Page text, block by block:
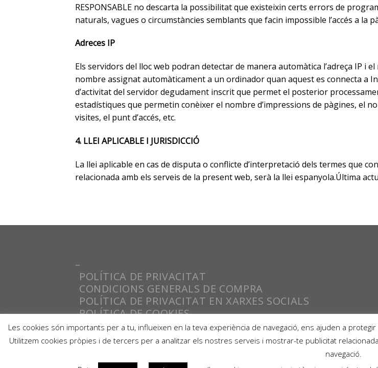
RESPONSABLE no descarta la possibilitat que existeixin certs errors de
naturals, vagues o circumstàncies semblants que facin impossible l’accés a la
Adreces IP
Els servidors del lloc web podran detectar de manera automàtica l’adreça IP i
nombre assignat automàticament a un ordinador quan aquest es connecta a
d’activitat del servidor degudament inscrit que permet el posterior
estadístiques que permetin conèixer el nombre d’impressions de pàgines, el
visites, el punt d’accés, etc.
4. LLEI APLICABLE I JURISDICCIÓ
La llei aplicable en cas de disputa o conflicte d’interpretació dels termes que
relacionada amb els serveis de la present web, serà la llei espanyola.Última
–
POLÍTICA DE PRIVACITAT
CONDICIONS GENERALS DE COMPRA
POLÍTICA DE PRIVACITAT EN XARXES SOCIALS
POLÍTICA DE COOKIES
AVÍS LEGAL
Copyright 2026 © PRAL S.A.
Les cookies són importants per a tu, influeixen en la teva experiència de navegació, ens ajuden a
Utilitzem cookies pròpies i de tercers per a analitzar els nostres serveis i mostrar-te publicitat
navegació.